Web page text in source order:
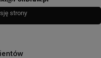
strony